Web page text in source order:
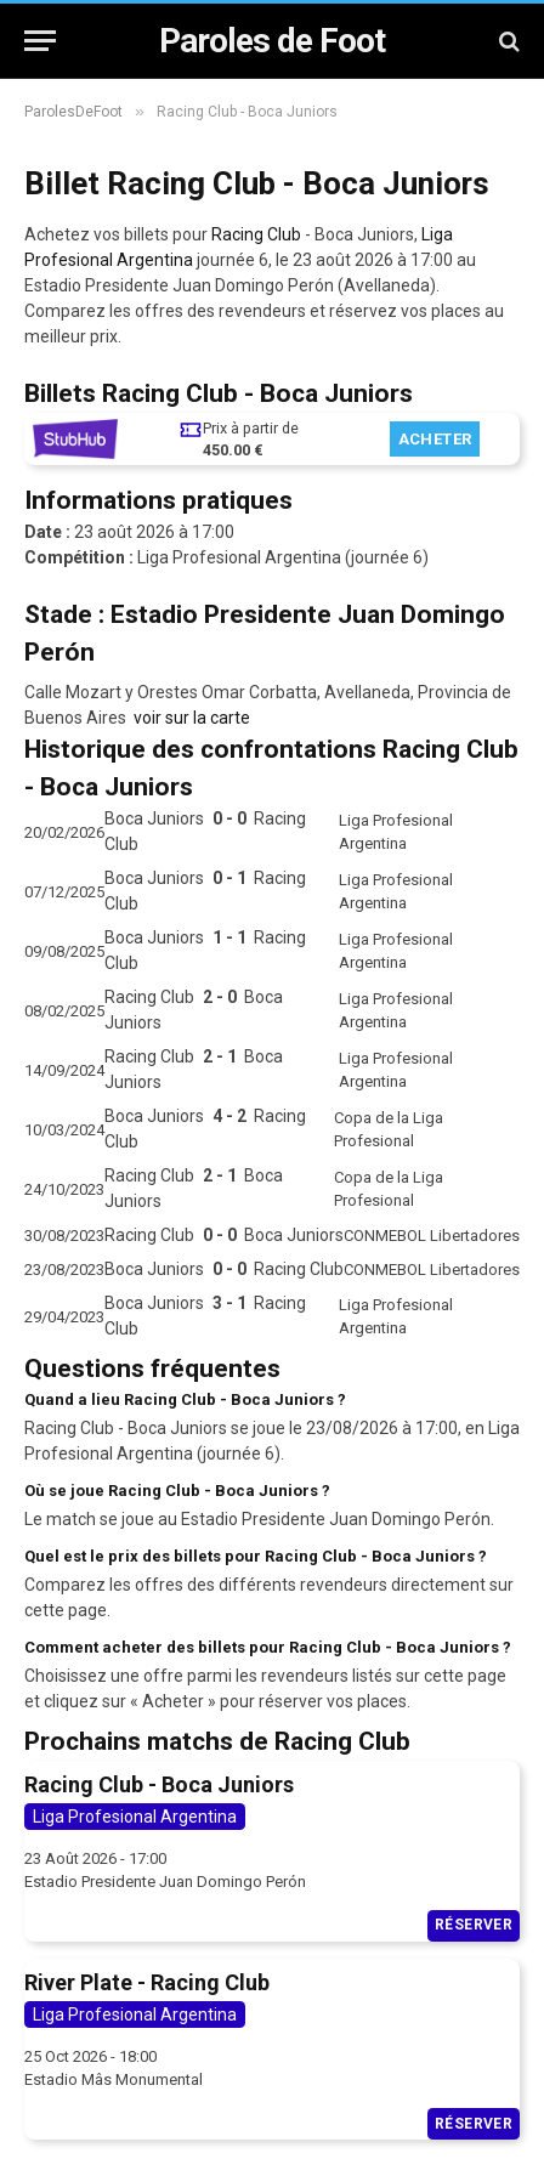
Paroles de Foot
ParolesDeFoot » Racing Club - Boca Juniors
Billet Racing Club - Boca Juniors
Achetez vos billets pour Racing Club - Boca Juniors, Liga
Profesional Argentina journée 6, le 23 août 2026 à 17:00 au
Estadio Presidente Juan Domingo Perón (Avellaneda).
Comparez les offres des revendeurs et réservez vos places au
meilleur prix.
Billets Racing Club - Boca Juniors
Prix à partir de
450.00 €
ACHETER
Informations pratiques
Date : 23 août 2026 à 17:00
Compétition : Liga Profesional Argentina (journée 6)
Stade : Estadio Presidente Juan Domingo
Perón
Calle Mozart y Orestes Omar Corbatta, Avellaneda, Provincia de
Buenos Aires voir sur la carte
Historique des confrontations Racing Club
- Boca Juniors
20/02/2026
Boca Juniors 0 - 0 Racing
Club
Liga Profesional
Argentina
07/12/2025
Boca Juniors 0 - 1
Racing
Club
Liga Profesional
Argentina
09/08/2025
Boca Juniors 1 - 1
Racing
Club
Liga Profesional
Argentina
08/02/2025
Racing Club 2 - 0 Boca
Juniors
Liga Profesional
Argentina
14/09/2024
Racing Club 2 - 1
Boca
Juniors
Liga Profesional
Argentina
10/03/2024
Boca Juniors 4 - 2 Racing
Club
Copa de la Liga
Profesional
24/10/2023
Racing Club 2 - 1
Boca
Juniors
Copa de la Liga
Profesional
30/08/2023 Racing Club 0 - 0 Boca JuniorsCONMEBOL Libertadores
23/08/2023 Boca Juniors 0 - 0 Racing ClubCONMEBOL Libertadores
29/04/2023
Boca Juniors 3 - 1
Racing
Club
Liga Profesional
Argentina
Questions fréquentes
Quand a lieu Racing Club - Boca Juniors ?
Racing Club - Boca Juniors se joue le 23/08/2026 à 17:00, en Liga
Profesional Argentina (journée 6).
Où se joue Racing Club - Boca Juniors ?
Le match se joue au Estadio Presidente Juan Domingo Perón.
Quel est le prix des billets pour Racing Club - Boca Juniors ?
Comparez les offres des différents revendeurs directement sur
cette page.
Comment acheter des billets pour Racing Club - Boca Juniors ?
Choisissez une offre parmi les revendeurs listés sur cette page
et cliquez sur « Acheter » pour réserver vos places.
Prochains matchs de Racing Club
Racing Club - Boca Juniors
Liga Profesional Argentina
23 Août 2026 - 17:00
Estadio Presidente Juan Domingo Perón
RÉSERVER
River Plate - Racing Club
Liga Profesional Argentina
25 Oct 2026 - 18:00
Estadio Mâs Monumental
RÉSERVER